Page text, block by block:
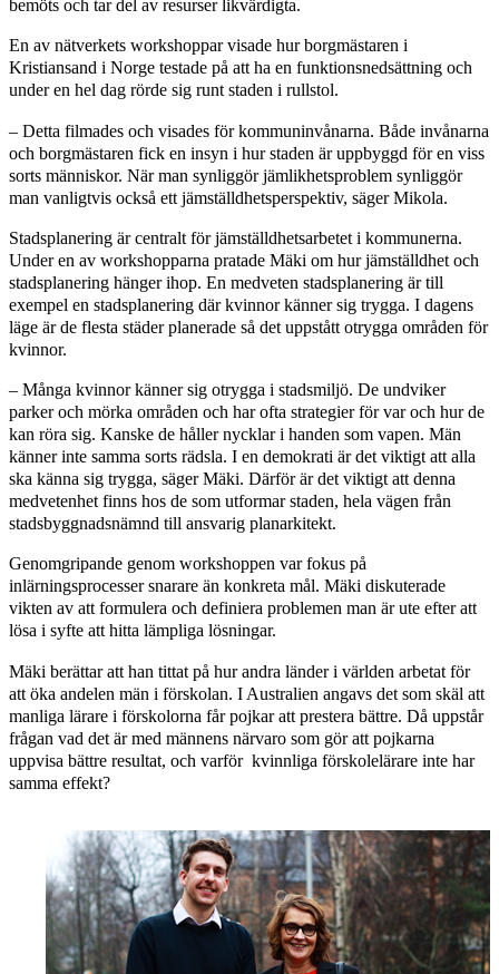
bemöts och tar del av resurser likvärdigta.
En av nätverkets workshoppar visade hur borgmästaren i
Kristiansand i Norge testade på att ha en funktionsnedsättning och
under en hel dag rörde sig runt staden i rullstol.
– Detta filmades och visades för kommuninvånarna. Både invånarna
och borgmästaren fick en insyn i hur staden är uppbyggd för en viss
sorts människor. När man synliggör jämlikhetsproblem synliggör
man vanligtvis också ett jämställdhetsperspektiv, säger Mikola.
Stadsplanering är centralt för jämställdhetsarbetet i kommunerna.
Under en av workshopparna pratade Mäki om hur jämställdhet och
stadsplanering hänger ihop. En medveten stadsplanering är till
exempel en stadsplanering där kvinnor känner sig trygga. I dagens
läge är de flesta städer planerade så det uppstått otrygga områden för
kvinnor.
– Många kvinnor känner sig otrygga i stadsmiljö. De undviker
parker och mörka områden och har ofta strategier för var och hur de
kan röra sig. Kanske de håller nycklar i handen som vapen. Män
känner inte samma sorts rädsla. I en demokrati är det viktigt att alla
ska känna sig trygga, säger Mäki. Därför är det viktigt att denna
medvetenhet finns hos de som utformar staden, hela vägen från
stadsbyggnadsnämnd till ansvarig planarkitekt.
Genomgripande genom workshoppen var fokus på
inlärningsprocesser snarare än konkreta mål. Mäki diskuterade
vikten av att formulera och definiera problemen man är ute efter att
lösa i syfte att hitta lämpliga lösningar.
Mäki berättar att han tittat på hur andra länder i världen arbetat för
att öka andelen män i förskolan. I Australien angavs det som skäl att
manliga lärare i förskolorna får pojkar att prestera bättre. Då uppstår
frågan vad det är med männens närvaro som gör att pojkarna
uppvisa bättre resultat, och varför kvinnliga förskolelärare inte har
samma effekt?